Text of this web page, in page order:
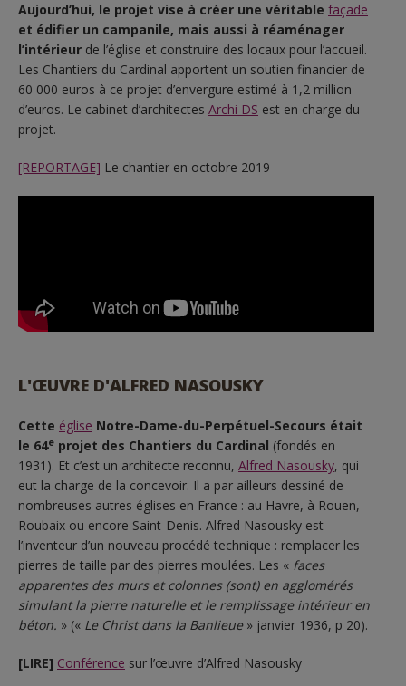
Aujourd’hui, le projet vise à créer une véritable façade
et édifier un campanile, mais aussi à réaménager
l’intérieur de l’église et construire des locaux pour l’accueil.
Les Chantiers du Cardinal apportent un soutien financier de
60 000 euros à ce projet d’envergure estimé à 1,2 million
d’euros. Le cabinet d’architectes Archi DS est en charge du
projet.
[REPORTAGE] Le chantier en octobre 2019
L'ŒUVRE D'ALFRED NASOUSKY
Cette église Notre-Dame-du-Perpétuel-Secours était
le 64e projet des Chantiers du Cardinal (fondés en
1931). Et c’est un architecte reconnu, Alfred Nasousky, qui
eut la charge de la concevoir. Il a par ailleurs dessiné de
nombreuses autres églises en France : au Havre, à Rouen,
Roubaix ou encore Saint-Denis. Alfred Nasousky est
l’inventeur d’un nouveau procédé technique : remplacer les
pierres de taille par des pierres moulées. Les « faces
apparentes des murs et colonnes (sont) en agglomérés
simulant la pierre naturelle et le remplissage intérieur en
béton. » (« Le Christ dans la Banlieue» janvier 1936, p 20).
[LIRE] Conférence sur l’œuvre d’Alfred Nasousky